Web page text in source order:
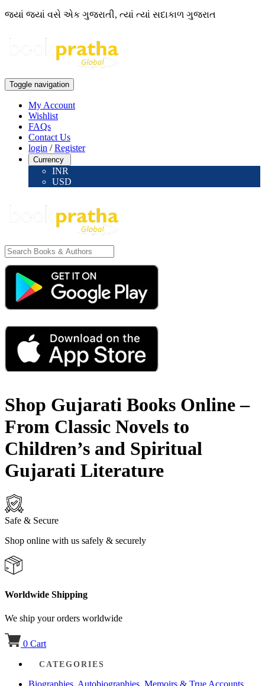
જ્યાં જ્યાં વસે એક ગુજરાતી, ત્યાં ત્યાં સદાકાળ ગુજરાત
Toggle navigation
My Account
Wishlist
FAQs
Contact Us
login /Register
Currency
INR
USD
Shop Gujarati Books Online –
From Classic Novels to
Children’s and Spiritual
Gujarati Literature
Safe & Secure
Shop online with us safely & securely
Worldwide Shipping
We ship your orders worldwide
0 Cart
CATEGORIES
Biographies, Autobiographies, Memoirs & True Accounts